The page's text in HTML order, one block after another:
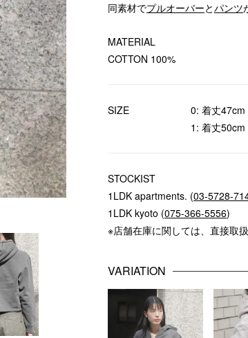
同素材でプルオーバーとパンツ
MATERIAL
COTTON 100%
SIZE
0: 着丈
1: 着丈
STOCKIST
1LDK apartments. (03-5728-
1LDK kyoto (075-366-5556)
※店舗在庫に関しては、直接取
VARIATION